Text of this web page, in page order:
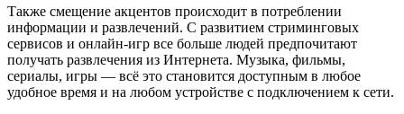
Также смещение акцентов происходит в потреблении
информации и развлечений. С развитием стриминговых
сервисов и онлайн-игр все больше людей предпочитают
получать развлечения из Интернета. Музыка, фильмы,
сериалы, игры — всё это становится доступным в любое
удобное время и на любом устройстве с подключением к сети.